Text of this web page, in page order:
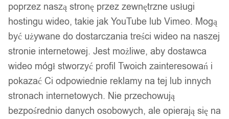
poprzez naszą stronę przez zewnętrzne usługi
hostingu wideo, takie jak YouTube lub Vimeo. Mogą
być używane do dostarczania treści wideo na naszej
stronie internetowej. Jest możliwe, aby dostawca
wideo mógł stworzyć profil Twoich zainteresowań i
pokazać Ci odpowiednie reklamy na tej lub innych
stronach internetowych. Nie przechowują
bezpośrednio danych osobowych, ale opierają się na